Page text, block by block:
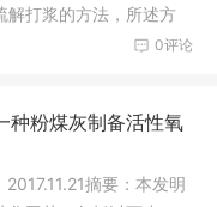
解打浆的方法，所述方
0评论
粉煤灰制备活性氧
摘要：本发明